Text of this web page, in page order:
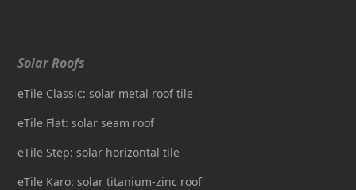
Solar Roofs
eTile Classic: solar metal roof tile
eTile Flat: solar seam roof
eTile Step: solar horizontal tile
eTile Karo: solar titanium-zinc roof